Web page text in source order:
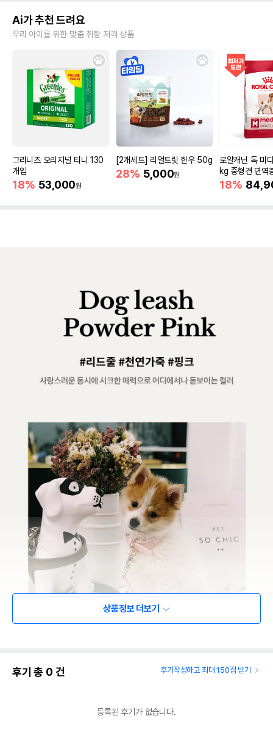
Ai가 추천 드려요
우리 아이를 위한 맞춤 취향 저격 상품
그리니즈 오리지널 티니 130
개입
18% 53,000원
[2개세트] 리얼트릿 한우 50g
28% 5,000원
로얄캐닌 독 미
kg 중형견 면역
18%
상품정보 더보기
후기 총 0 건 후기작성하고 최대 150점 받기
등록된 후기가 없습니다.